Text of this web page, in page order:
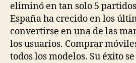
eliminó en tan solo 5
España ha crecido en los
convertirse en una de las
los usuarios. Comprar
todos los modelos. Su éxito